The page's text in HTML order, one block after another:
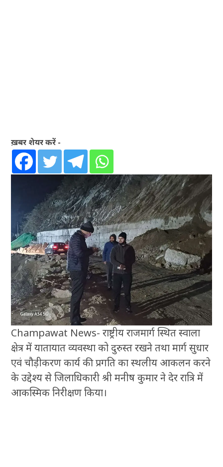
ख़बर शेयर करें -
Champawat News- राष्ट्रीय राजमार्ग स्थित स्वाला
क्षेत्र में यातायात व्यवस्था को दुरुस्त रखने तथा मार्ग सुधार
एवं चौड़ीकरण कार्य की प्रगति का स्थलीय आकलन करने
के उद्देश्य से जिलाधिकारी श्री मनीष कुमार ने देर रात्रि में
आकस्मिक निरीक्षण किया।